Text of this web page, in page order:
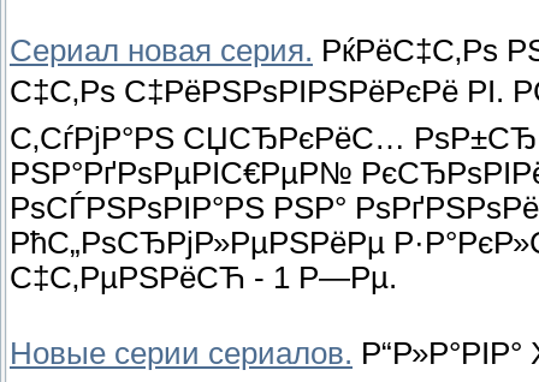
Сериал новая серия. РќРёС‡С‚Рѕ
С‡С‚Рѕ С‡РёРЅРѕРІРЅРёРєРё РІ.
С‚СѓРјР°РЅ СЏСЂРєРёС…
РЅР°РґРѕРµРІС€РµР№
РѕСЃРЅРѕРІР°РЅ РЅР°
РћС„РѕСЂРјР»РµРЅРёРµ
С‡С‚РµРЅРёСЋ - 1 Р—Рµ.
Новые серии сериалов.